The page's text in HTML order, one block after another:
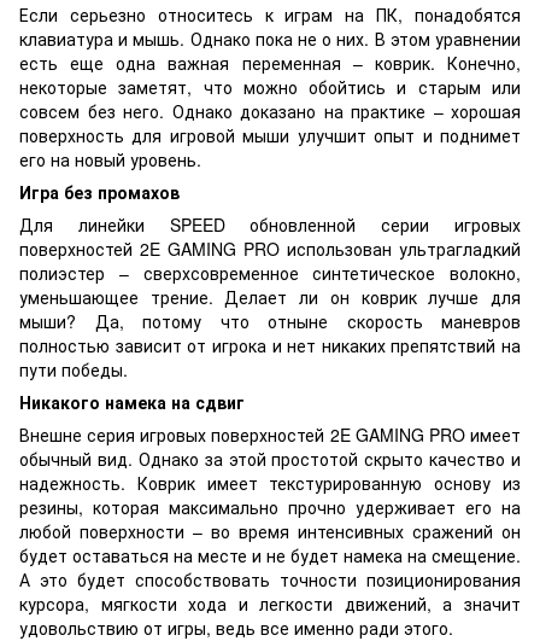
Если серьезно относитесь к играм на ПК, понадобятся
клавиатура и мышь. Однако пока не о них. В этом уравнении
есть еще одна важная переменная – коврик. Конечно,
некоторые заметят, что можно обойтись и старым или
совсем без него. Однако доказано на практике – хорошая
поверхность для игровой мыши улучшит опыт и поднимет
его на новый уровень.
Игра без промахов
Для линейки SPEED обновленной серии игровых
поверхностей 2E GAMING PRO использован ультрагладкий
полиэстер – сверхсовременное синтетическое волокно,
уменьшающее трение. Делает ли он коврик лучше для
мыши? Да, потому что отныне скорость маневров
полностью зависит от игрока и нет никаких препятствий на
пути победы.
Никакого намека на сдвиг
Внешне серия игровых поверхностей 2E GAMING PRO имеет
обычный вид. Однако за этой простотой скрыто качество и
надежность. Коврик имеет текстурированную основу из
резины, которая максимально прочно удерживает его на
любой поверхности – во время интенсивных сражений он
будет оставаться на месте и не будет намека на смещение.
А это будет способствовать точности позиционирования
курсора, мягкости хода и легкости движений, а значит
удовольствию от игры, ведь все именно ради этого.